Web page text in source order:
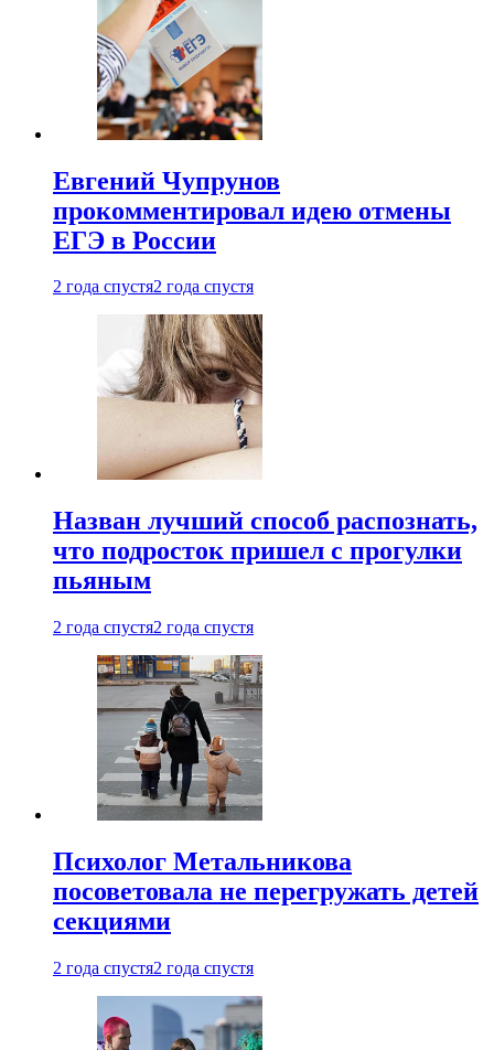
Евгений Чупрунов
прокомментировал идею отмены
ЕГЭ в России
2 года спустя2 года спустя
Назван лучший способ распознать,
что подросток пришел с прогулки
пьяным
2 года спустя2 года спустя
Психолог Метальникова
посоветовала не перегружать детей
секциями
2 года спустя2 года спустя